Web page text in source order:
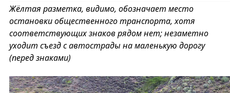
Жёлтая разметка, видимо, обозначает место
остановки общественного транспорта, хотя
соответствующих знаков рядом нет; незаметно
уходит съезд с автострады на маленькую дорогу
(перед знаками)